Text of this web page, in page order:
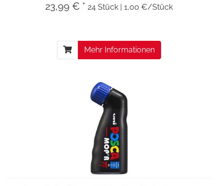
23,99 € * 24 Stück | 1,00 €/Stück
Mehr Informationen